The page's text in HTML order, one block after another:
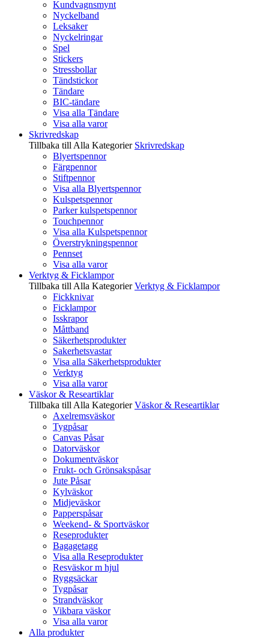
Kundvagnsmynt
Nyckelband
Leksaker
Nyckelringar
Spel
Stickers
Stressbollar
Tändstickor
Tändare
BIC-tändare
Visa alla Tändare
Visa alla varor
Skrivredskap
Tillbaka till Alla Kategorier Skrivredskap
Blyertspennor
Färgpennor
Stiftpennor
Visa alla Blyertspennor
Kulspetspennor
Parker kulspetspennor
Touchpennor
Visa alla Kulspetspennor
Överstrykningspennor
Pennset
Visa alla varor
Verktyg & Ficklampor
Tillbaka till Alla Kategorier Verktyg & Ficklampor
Fickknivar
Ficklampor
Isskrapor
Måttband
Säkerhetsprodukter
Sakerhetsvastar
Visa alla Säkerhetsprodukter
Verktyg
Visa alla varor
Väskor & Researtiklar
Tillbaka till Alla Kategorier Väskor & Researtiklar
Axelremsväskor
Tygpåsar
Canvas Påsar
Datorväskor
Dokumentväskor
Frukt- och Grönsakspåsar
Jute Påsar
Kylväskor
Midjeväskor
Papperspåsar
Weekend- & Sportväskor
Reseprodukter
Bagagetagg
Visa alla Reseprodukter
Resväskor m hjul
Ryggsäckar
Tygpåsar
Strandväskor
Vikbara väskor
Visa alla varor
Alla produkter